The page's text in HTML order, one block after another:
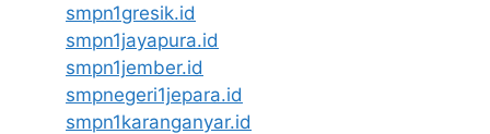
smpn1gresik.id
smpn1jayapura.id
smpn1jember.id
smpnegeri1jepara.id
smpn1karanganyar.id